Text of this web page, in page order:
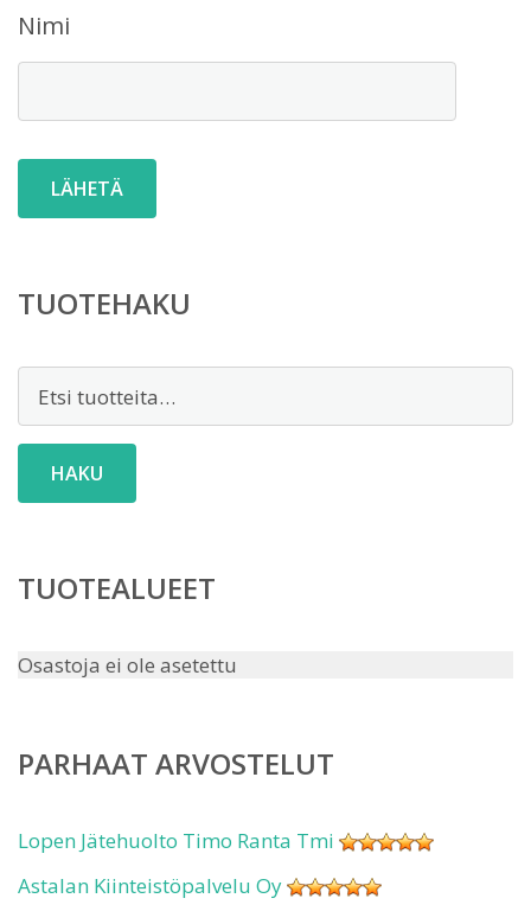
Nimi
TUOTEHAKU
HAKU
TUOTEALUEET
Osastoja ei ole asetettu
PARHAAT ARVOSTELUT
Lopen Jätehuolto Timo Ranta Tmi
Astalan Kiinteistöpalvelu Oy